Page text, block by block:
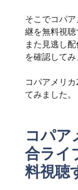
そこでコパ
継を無料視
また見逃し
を確認してみ
コパアメリ
てみました。
コパア
合ライ
料視聴